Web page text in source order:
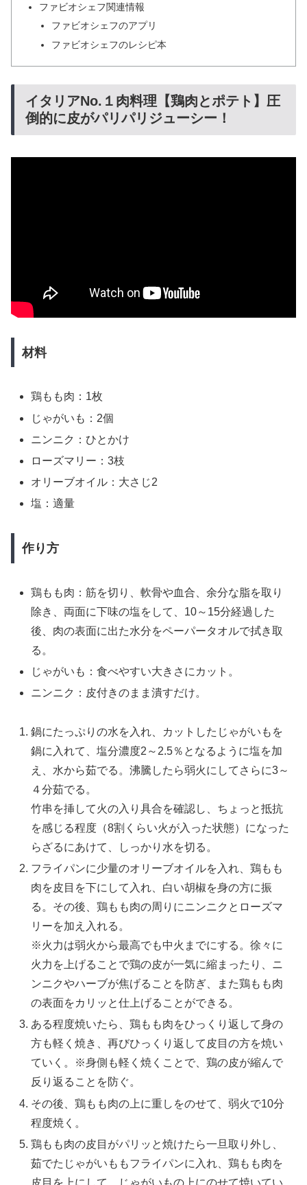
ファビオシェフ関連情報
ファビオシェフのアプリ
ファビオシェフのレシピ本
イタリアNo.１肉料理【鶏肉とポテト】圧
倒的に皮がパリパリジューシー！
材料
鶏もも⾁：1枚
じゃがいも：2個
ニンニク：ひとかけ
ローズマリー：3枝
オリーブオイル：大さじ2
塩：適量
作り方
鶏もも肉：筋を切り、軟骨や血合、余分な脂を取り
除き、両面に下味の塩をして、10～15分経過した
後、肉の表面に出た水分をペーパータオルで拭き取
る。
じゃがいも：食べやすい大きさにカット。
ニンニク：皮付きのまま潰すだけ。
鍋にたっぷりの水を入れ、カットしたじゃがいもを
鍋に入れて、塩分濃度2～2.5％となるように塩を加
え、水から茹でる。沸騰したら弱火にしてさらに3～
４分茹でる。
竹串を挿して火の入り具合を確認し、ちょっと抵抗
を感じる程度（8割くらい火が入った状態）になった
らざるにあけて、しっかり水を切る。
フライパンに少量のオリーブオイルを入れ、鶏もも
肉を皮目を下にして入れ、白い胡椒を身の方に振
る。その後、鶏もも肉の周りにニンニクとローズマ
リーを加え入れる。
※火力は弱火から最高でも中火までにする。徐々に
火力を上げることで鶏の皮が一気に縮まったり、ニ
ンニクやハーブが焦げることを防ぎ、また鶏もも肉
の表面をカリッと仕上げることができる。
ある程度焼いたら、鶏もも肉をひっくり返して身の
方も軽く焼き、再びひっくり返して皮目の方を焼い
ていく。※身側も軽く焼くことで、鶏の皮が縮んで
反り返ることを防ぐ。
その後、鶏もも肉の上に重しをのせて、弱火で10分
程度焼く。
鶏もも肉の皮目がパリッと焼けたら一旦取り外し、
茹でたじゃがいももフライパンに入れ、鶏もも肉を
皮目を上にして、じゃがいもの上にのせて焼いてい